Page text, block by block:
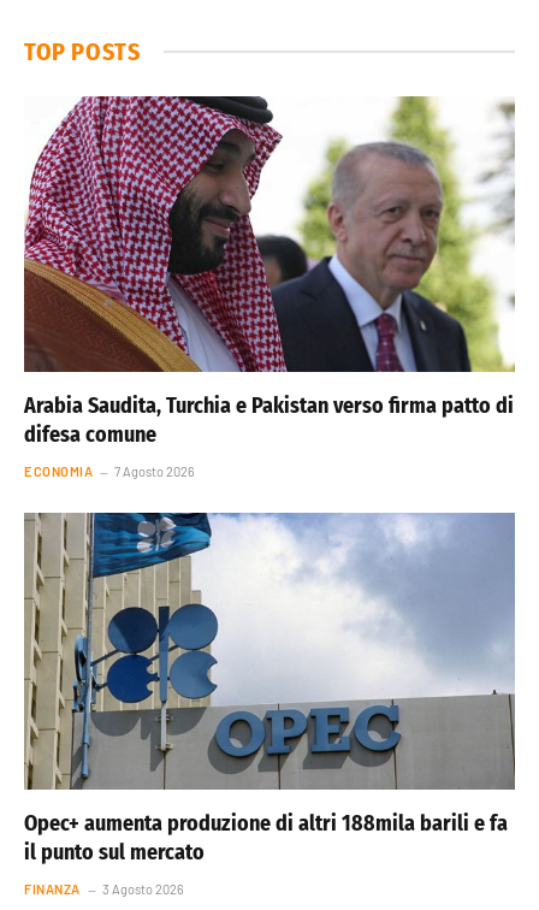
TOP POSTS
Arabia Saudita, Turchia e Pakistan verso firma patto di
difesa comune
ECONOMIA 7 Agosto 2026
Opec+ aumenta produzione di altri 188mila barili e fa
il punto sul mercato
FINANZA 3 Agosto 2026